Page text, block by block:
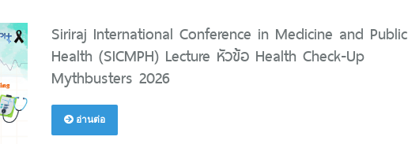
Siriraj International Conference in Medicine and Public
Health (SICMPH) Lecture หัวข้อ Health Check-Up
Mythbusters 2026
อ่านต่อ